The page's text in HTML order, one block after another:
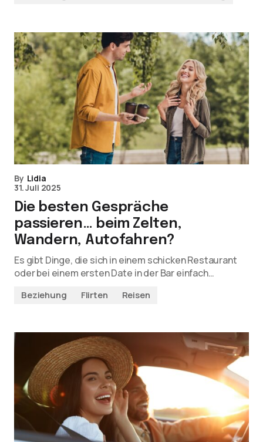
By Lidia
31. Juli 2025
Die besten Gespräche
passieren… beim Zelten,
Wandern, Autofahren?
Es gibt Dinge, die sich in einem schicken Restaurant
oder bei einem ersten Date in der Bar einfach…
Beziehung Flirten Reisen